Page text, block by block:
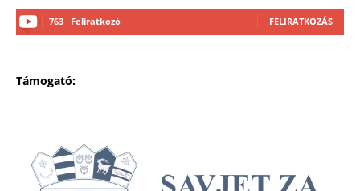
763 Feliratkozó FELIRATKOZÁS
Támogató: